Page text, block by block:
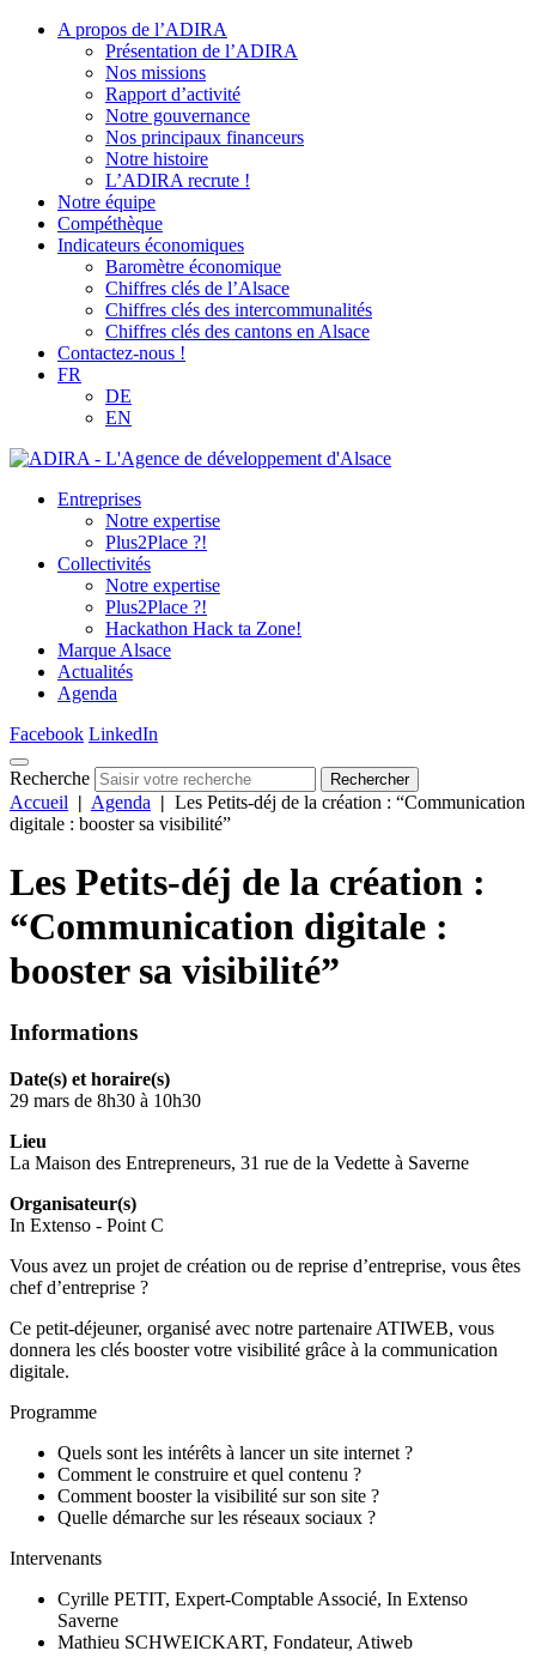
A propos de l’ADIRA
Présentation de l’ADIRA
Nos missions
Rapport d’activité
Notre gouvernance
Nos principaux financeurs
Notre histoire
L’ADIRA recrute !
Notre équipe
Compéthèque
Indicateurs économiques
Baromètre économique
Chiffres clés de l’Alsace
Chiffres clés des intercommunalités
Chiffres clés des cantons en Alsace
Contactez-nous !
FR
DE
EN
Entreprises
Notre expertise
Plus2Place ?!
Collectivités
Notre expertise
Plus2Place ?!
Hackathon Hack ta Zone!
Marque Alsace
Actualités
Agenda
Facebook LinkedIn
Recherche Rechercher
Accueil | Agenda | Les Petits-déj de la création : “Communication
digitale : booster sa visibilité”
Les Petits-déj de la création :
“Communication digitale :
booster sa visibilité”
Informations
Date(s) et horaire(s)
29 mars de 8h30 à 10h30
Lieu
La Maison des Entrepreneurs, 31 rue de la Vedette à Saverne
Organisateur(s)
In Extenso - Point C
Vous avez un projet de création ou de reprise d’entreprise, vous êtes
chef d’entreprise ?
Ce petit-déjeuner, organisé avec notre partenaire ATIWEB, vous
donnera les clés booster votre visibilité grâce à la communication
digitale.
Programme
Quels sont les intérêts à lancer un site internet ?
Comment le construire et quel contenu ?
Comment booster la visibilité sur son site ?
Quelle démarche sur les réseaux sociaux ?
Intervenants
Cyrille PETIT, Expert-Comptable Associé, In Extenso
Saverne
Mathieu SCHWEICKART, Fondateur, Atiweb